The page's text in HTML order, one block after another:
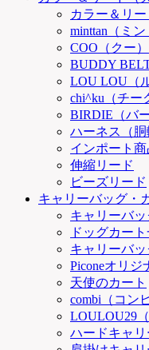
カラー＆リ
minttan（ミン
COO（クー）
BUDDY
LOU LOU（
chi^ku（チー
BIRDIE（バ
ハーネス（胴
インポート商
伸縮リード
ビーズリード
キャリーバッグ・
キャリーバ
ドッグカー
キャリーバ
Piconeオリジ
天使のカート
combi（コンビ
LOULOU29
ハードキャリ